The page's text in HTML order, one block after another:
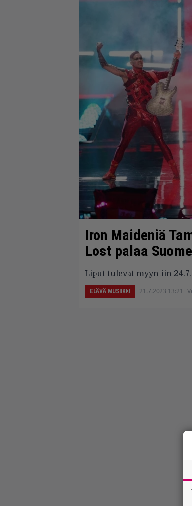
Iron Maideniä
Lost palaa
Liput tulevat myyntiin 24.7.
ELÄVÄ MUSIIKKI 21.7.2023 13:21